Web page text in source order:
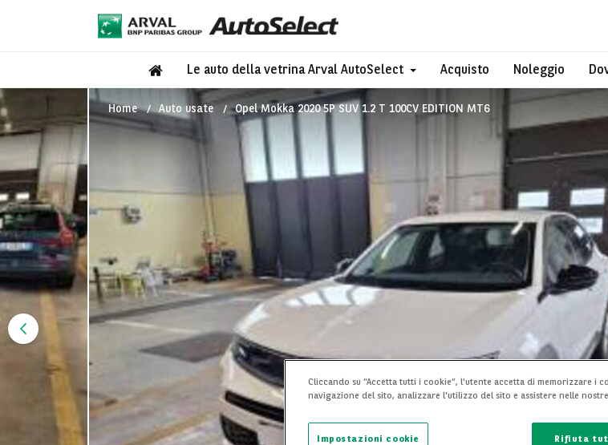
Le auto della vetrina Arval AutoSelect Acquisto Noleggio
Home Auto usate Opel Mokka 2020 5P SUV 1.2 T 100CV EDITION MT6
Cliccando su “Accetta tutti i cookie”, l'utente accetta di memorizzare i
navigazione del sito, analizzare l'utilizzo del sito e assistere nelle
Rifiuta
Impostazioni cookie